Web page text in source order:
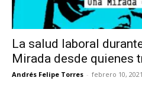
La salud laboral
Mirada desde quienes
Andrés Felipe Torres - febrero 10, 2021